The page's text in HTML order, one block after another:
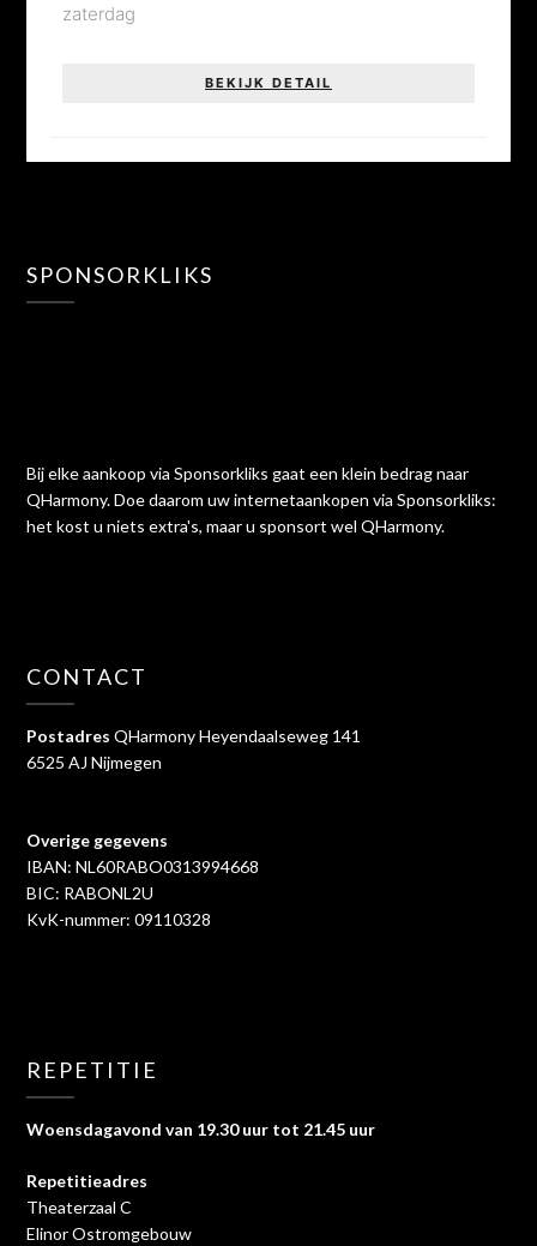
zaterdag
BEKIJK DETAIL
SPONSORKLIKS
Bij elke aankoop via Sponsorkliks gaat een klein bedrag naar
QHarmony. Doe daarom uw internetaankopen via Sponsorkliks:
het kost u niets extra's, maar u sponsort wel QHarmony.
CONTACT
Postadres QHarmony Heyendaalseweg 141
6525 AJ Nijmegen
Overige gegevens
IBAN: NL60RABO0313994668
BIC: RABONL2U
KvK-nummer: 09110328
REPETITIE
Woensdagavond van 19.30 uur tot 21.45 uur
Repetitieadres
Theaterzaal C
Elinor Ostromgebouw